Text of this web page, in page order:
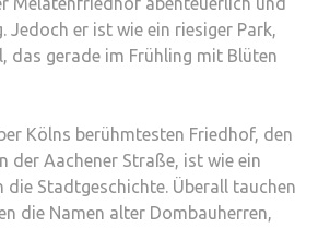
Jedoch er ist wie ein riesiger Park,
das gerade im Frühling mit Blüten
Kölns berühmtesten Friedhof, den
der Aachener Straße, ist wie ein
die Stadtgeschichte. Überall tauchen
die Namen alter Dombauherren,